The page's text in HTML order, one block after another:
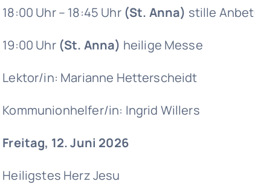
18:00 Uhr – 18:45 Uhr (St. Anna) stille
19:00 Uhr(St. Anna) heilige Messe
Lektor/in: Marianne Hetterscheidt
Kommunionhelfer/in: Ingrid Willers
Freitag, 12. Juni 2026
Heiligstes Herz Jesu